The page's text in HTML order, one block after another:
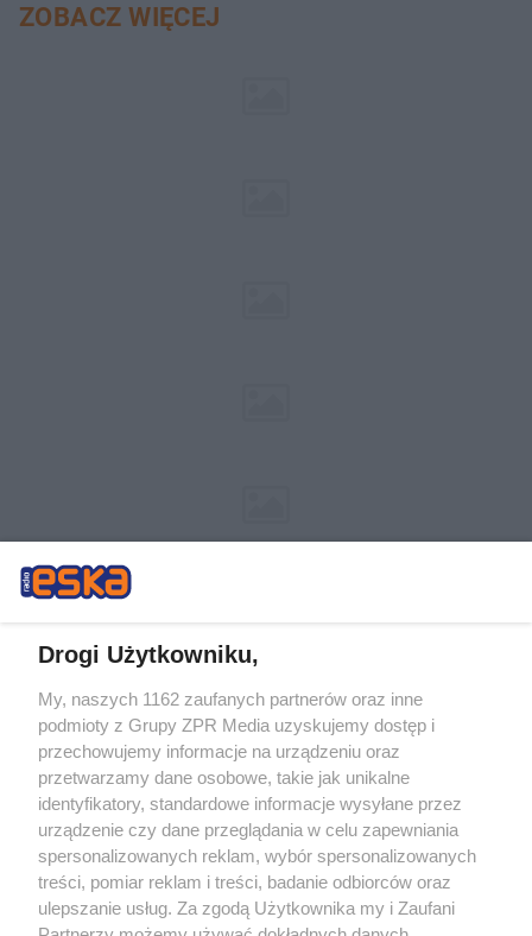
ZOBACZ WIĘCEJ
Żaden utwór zamieszczony w serwisie nie może być powielany i
rozpowszechniany lub dalej rozpowszechniany w jakikolwiek sposób (w
tym także elektroniczny lub mechaniczny) na jakimkolwiek polu
eksploatacji w jakiejkolwiek formie, włącznie z umieszczaniem w Internecie
bez pisemnej zgody właściciela praw. Jakiekolwiek użycie lub
wykorzystanie utworów w całości lub w części z naruszeniem prawa, tzn.
bez właściwej zgody, jest zabronione pod groźbą kary i może być ścigane
prawnie.
Drogi Użytkowniku,
My, naszych 1162 zaufanych partnerów oraz inne
podmioty z Grupy ZPR Media uzyskujemy dostęp i
przechowujemy informacje na urządzeniu oraz
przetwarzamy dane osobowe, takie jak unikalne
identyfikatory, standardowe informacje wysyłane przez
urządzenie czy dane przeglądania w celu zapewniania
spersonalizowanych reklam, wybór spersonalizowanych
treści, pomiar reklam i treści, badanie odbiorców oraz
ulepszanie usług. Za zgodą Użytkownika my i Zaufani